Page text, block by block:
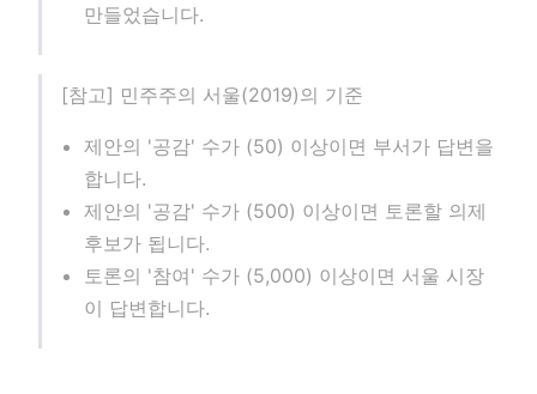
만들었습니다.
[참고] 민주주의 서울(2019)의 기준
제안의 '공감' 수가 (50) 이상이면 부서가 답변을
합니다.
제안의 '공감' 수가 (500) 이상이면 토론할 의제
후보가 됩니다.
토론의 '참여' 수가 (5,000) 이상이면 서울 시장
이 답변합니다.